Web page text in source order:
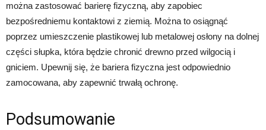
można zastosować barierę fizyczną, aby zapobiec
bezpośredniemu kontaktowi z ziemią. Można to osiągnąć
poprzez umieszczenie plastikowej lub metalowej osłony na dolnej
części słupka, która będzie chronić drewno przed wilgocią i
gniciem. Upewnij się, że bariera fizyczna jest odpowiednio
zamocowana, aby zapewnić trwałą ochronę.
Podsumowanie